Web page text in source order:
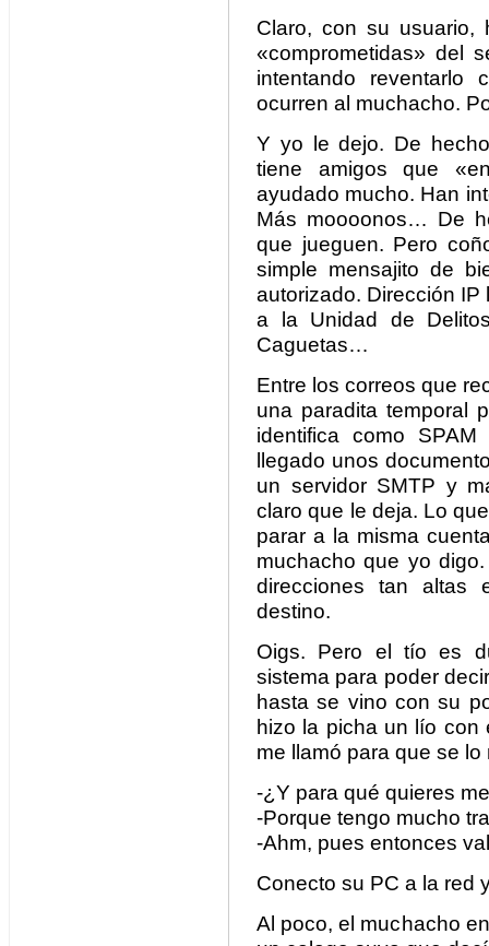
Claro, con su usuario,
«comprometidas» del
intentando
ocurren al muchacho.
Y yo le dejo. De
tiene amigos que
ayudado mucho. Han
Más moooonos… De
que jueguen. Pero
simple mensajito de
autorizado. Dirección
a la Unidad de
Caguetas…
Entre los correos que
una paradita temporal
identifica como
llegado unos
un servidor SMTP y
claro que le deja. Lo
parar a la misma
muchacho que yo
direcciones tan altas
destino.
Oigs. Pero el tío es
sistema para poder
hasta se vino con su
hizo la picha un lío con
me llamó para que se lo
-¿Y para qué quieres
-Porque tengo mucho
-Ahm, pues entonces
Conecto su PC a la red
Al poco, el muchacho